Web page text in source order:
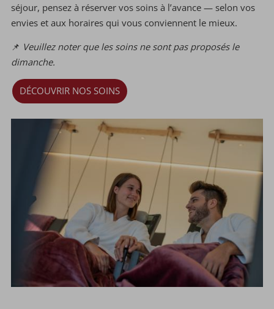
séjour, pensez à réserver vos soins à l’avance — selon vos
envies et aux horaires qui vous conviennent le mieux.
📌 Veuillez noter que les soins ne sont pas proposés le
dimanche.
DÉCOUVRIR NOS SOINS